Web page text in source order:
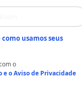
usamos seus
o
e oAviso de Privacidade